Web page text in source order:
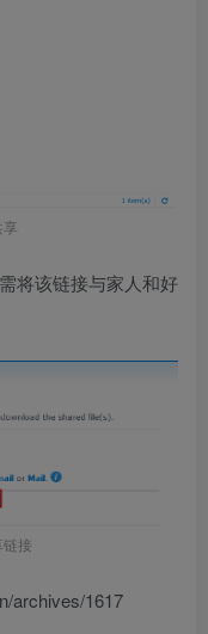
将该链接与家人和好
接
archives/1617